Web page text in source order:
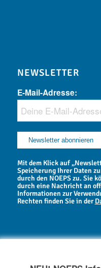
NEWSLETTER
E-Mail-Adresse:
Mit dem Klick auf
Speicherung Ihrer Daten
durch den NOEPS zu. Sie
durch eine Nachricht an
Informationen zur
Rechten finden Sie in der